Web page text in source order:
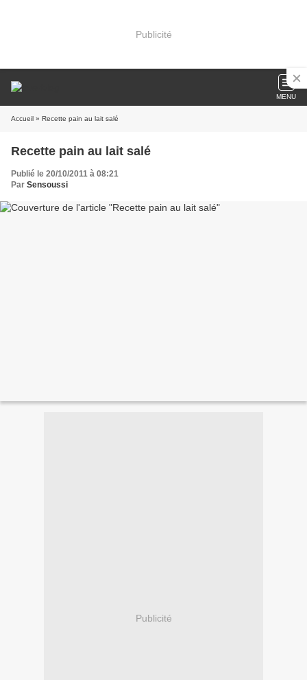
Publicité
MENU
Accueil » Recette pain au lait salé
Recette pain au lait salé
Publié le 20/10/2011 à 08:21
Par Sensoussi
Publicité